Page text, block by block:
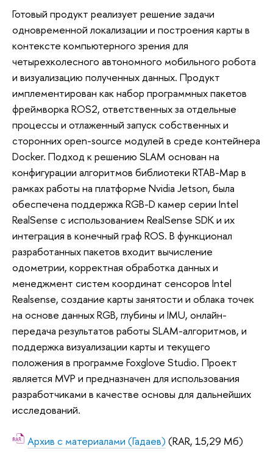
Готовый продукт реализует решение задачи
одновременной локализации и построения карты в
контексте компьютерного зрения для
четырехколесного автономного мобильного робота
и визуализацию полученных данных. Продукт
имплементирован как набор программных пакетов
фреймворка ROS2, ответственных за отдельные
процессы и отлаженный запуск собственных и
сторонних open-source модулей в среде контейнера
Docker. Подход к решению SLAM основан на
конфигурации алгоритмов библиотеки RTAB-Map в
рамках работы на платформе Nvidia Jetson, была
обеспечена поддержка RGB-D камер серии Intel
RealSense с использованием RealSense SDK и их
интеграция в конечный граф ROS. В функционал
разработанных пакетов входит вычисление
одометрии, корректная обработка данных и
менеджмент систем координат сенсоров Intel
Realsense, создание карты занятости и облака точек
на основе данных RGB, глубины и IMU, онлайн-
передача результатов работы SLAM-алгоритмов, и
поддержка визуализации карты и текущего
положения в программе Foxglove Studio. Проект
является MVP и предназначен для использования
разработчиками в качестве основы для дальнейших
исследований.
Архив с материалами (Гадаев) (RAR, 15,29 Мб)